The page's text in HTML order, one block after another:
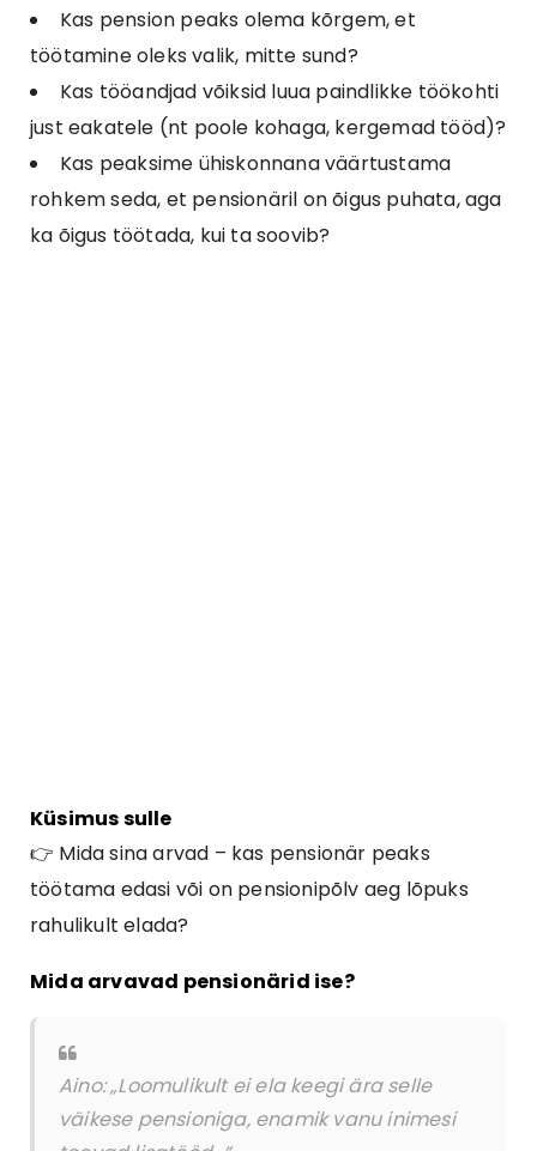
Kas pension peaks olema kõrgem, et
töötamine oleks valik, mitte sund?
Kas tööandjad võiksid luua paindlikke töökohti
just eakatele (nt poole kohaga, kergemad tööd)?
Kas peaksime ühiskonnana väärtustama
rohkem seda, et pensionäril on õigus puhata, aga
ka õigus töötada, kui ta soovib?
Küsimus sulle
👉 Mida sina arvad – kas pensionär peaks
töötama edasi või on pensionipõlv aeg lõpuks
rahulikult elada?
Mida arvavad pensionärid ise?
Aino: „Loomulikult ei ela keegi ära selle
väikese pensioniga, enamik vanu inimesi